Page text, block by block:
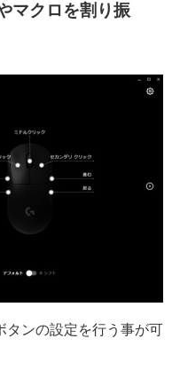
マクロを割り振
タンの設定を行う事が可